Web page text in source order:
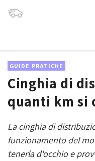
GUIDE PRATICHE
Cinghia di
quanti km si
La cinghia di
funzionamento del
tenerla d'occhio e